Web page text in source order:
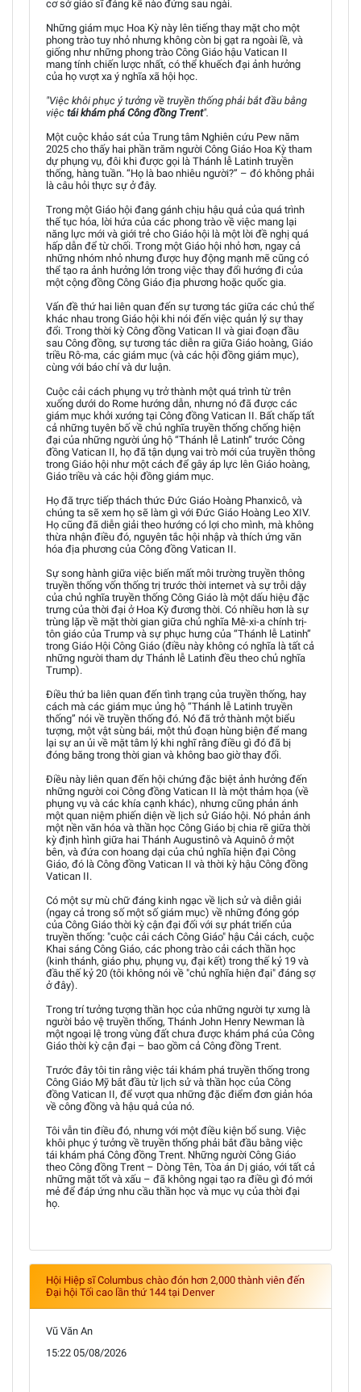
cơ sở giáo sĩ đáng kể nào đứng sau ngài.
Những giám mục Hoa Kỳ này lên tiếng thay mặt cho một
phong trào tuy nhỏ nhưng không còn bị gạt ra ngoài lề, và
giống như những phong trào Công Giáo hậu Vatican II
mang tính chiến lược nhất, có thể khuếch đại ảnh hưởng
của họ vượt xa ý nghĩa xã hội học.
"Việc khôi phục ý tưởng về truyền thống phải bắt đầu bằng
việc tái khám phá Công đồng Trent".
Một cuộc khảo sát của Trung tâm Nghiên cứu Pew năm
2025 cho thấy hai phần trăm người Công Giáo Hoa Kỳ tham
dự phụng vụ, đôi khi được gọi là Thánh lễ Latinh truyền
thống, hàng tuần. “Họ là bao nhiêu người?” – đó không phải
là câu hỏi thực sự ở đây.
Trong một Giáo hội đang gánh chịu hậu quả của quá trình
thế tục hóa, lời hứa của các phong trào về việc mang lại
năng lực mới và giới trẻ cho Giáo hội là một lời đề nghị quá
hấp dẫn để từ chối. Trong một Giáo hội nhỏ hơn, ngay cả
những nhóm nhỏ nhưng được huy động mạnh mẽ cũng có
thể tạo ra ảnh hưởng lớn trong việc thay đổi hướng đi của
một cộng đồng Công Giáo địa phương hoặc quốc gia.
Vấn đề thứ hai liên quan đến sự tương tác giữa các chủ thể
khác nhau trong Giáo hội khi nói đến việc quản lý sự thay
đổi. Trong thời kỳ Công đồng Vatican II và giai đoạn đầu
sau Công đồng, sự tương tác diễn ra giữa Giáo hoàng, Giáo
triều Rô-ma, các giám mục (và các hội đồng giám mục),
cùng với báo chí và dư luận.
Cuộc cải cách phụng vụ trở thành một quá trình từ trên
xuống dưới do Rome hướng dẫn, nhưng nó đã được các
giám mục khởi xướng tại Công đồng Vatican II. Bất chấp tất
cả những tuyên bố về chủ nghĩa truyền thống chống hiện
đại của những người ủng hộ “Thánh lễ Latinh” trước Công
đồng Vatican II, họ đã tận dụng vai trò mới của truyền thông
trong Giáo hội như một cách để gây áp lực lên Giáo hoàng,
Giáo triều và các hội đồng giám mục.
Họ đã trực tiếp thách thức Đức Giáo Hoàng Phanxicô, và
chúng ta sẽ xem họ sẽ làm gì với Đức Giáo Hoàng Leo XIV.
Họ cũng đã diễn giải theo hướng có lợi cho mình, mà không
thừa nhận điều đó, nguyên tắc hội nhập và thích ứng văn
hóa địa phương của Công đồng Vatican II.
Sự song hành giữa việc biến mất môi trường truyền thông
truyền thống vốn thống trị trước thời internet và sự trỗi dậy
của chủ nghĩa truyền thống Công Giáo là một dấu hiệu đặc
trưng của thời đại ở Hoa Kỳ đương thời. Có nhiều hơn là sự
trùng lặp về mặt thời gian giữa chủ nghĩa Mê-xi-a chính trị-
tôn giáo của Trump và sự phục hưng của “Thánh lễ Latinh”
trong Giáo Hội Công Giáo (điều này không có nghĩa là tất cả
những người tham dự Thánh lễ Latinh đều theo chủ nghĩa
Trump).
Điều thứ ba liên quan đến tình trạng của truyền thống, hay
cách mà các giám mục ủng hộ “Thánh lễ Latinh truyền
thống” nói về truyền thống đó. Nó đã trở thành một biểu
tượng, một vật sùng bái, một thủ đoạn hùng biện để mang
lại sự an ủi về mặt tâm lý khi nghĩ rằng điều gì đó đã bị
đóng băng trong thời gian và không bao giờ thay đổi.
Điều này liên quan đến hội chứng đặc biệt ảnh hưởng đến
những người coi Công đồng Vatican II là một thảm họa (về
phụng vụ và các khía cạnh khác), nhưng cũng phản ánh
một quan niệm phiến diện về lịch sử Giáo hội. Nó phản ánh
một nền văn hóa và thần học Công Giáo bị chia rẽ giữa thời
kỳ định hình giữa hai Thánh Augustinô và Aquinô ở một
bên, và đứa con hoang dại của chủ nghĩa hiện đại Công
Giáo, đó là Công đồng Vatican II và thời kỳ hậu Công đồng
Vatican II.
Có một sự mù chữ đáng kinh ngạc về lịch sử và diễn giải
(ngay cả trong số một số giám mục) về những đóng góp
của Công Giáo thời kỳ cận đại đối với sự phát triển của
truyền thống: "cuộc cải cách Công Giáo" hậu Cải cách, cuộc
Khai sáng Công Giáo, các phong trào cải cách thần học
(kinh thánh, giáo phụ, phụng vụ, đại kết) trong thế kỷ 19 và
đầu thế kỷ 20 (tôi không nói về "chủ nghĩa hiện đại" đáng sợ
ở đây).
Trong trí tưởng tượng thần học của những người tự xưng là
người bảo vệ truyền thống, Thánh John Henry Newman là
một ngoại lệ trong vùng đất chưa được khám phá của Công
Giáo thời kỳ cận đại – bao gồm cả Công đồng Trent.
Trước đây tôi tin rằng việc tái khám phá truyền thống trong
Công Giáo Mỹ bắt đầu từ lịch sử và thần học của Công
đồng Vatican II, để vượt qua những đặc điểm đơn giản hóa
về công đồng và hậu quả của nó.
Tôi vẫn tin điều đó, nhưng với một điều kiện bổ sung. Việc
khôi phục ý tưởng về truyền thống phải bắt đầu bằng việc
tái khám phá Công đồng Trent. Những người Công Giáo
theo Công đồng Trent – Dòng Tên, Tòa án Dị giáo, với tất cả
những mặt tốt và xấu – đã không ngại tạo ra điều gì đó mới
mẻ để đáp ứng nhu cầu thần học và mục vụ của thời đại
họ.
Hội Hiệp sĩ Columbus chào đón hơn 2,000 thành viên đến
Đại hội Tối cao lần thứ 144 tại Denver
Vũ Văn An
15:22 05/08/2026